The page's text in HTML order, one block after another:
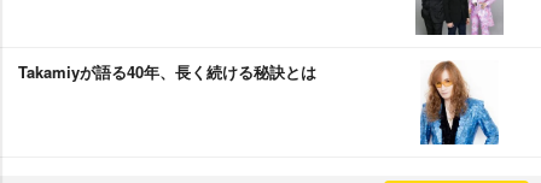
Takamiyが語る40年、長く続ける秘訣とは